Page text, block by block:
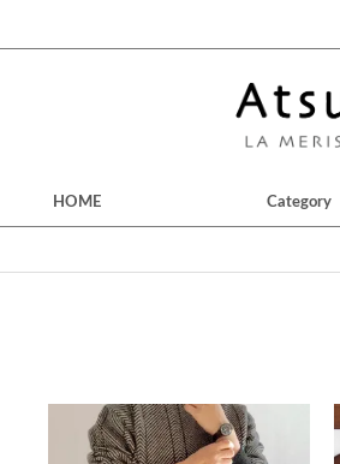
HOME Category